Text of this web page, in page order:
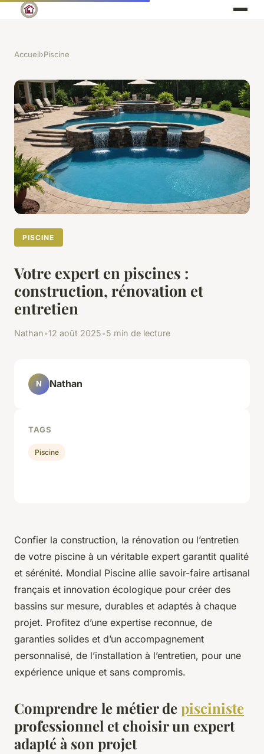
Accueil›Piscine
PISCINE
Votre expert en piscines :
construction, rénovation et
entretien
Nathan•12 août 2025•5 min de lecture
Confier la construction, la rénovation ou l’entretien
de votre piscine à un véritable expert garantit qualité
et sérénité. Mondial Piscine allie savoir-faire artisanal
français et innovation écologique pour créer des
bassins sur mesure, durables et adaptés à chaque
projet. Profitez d’une expertise reconnue, de
garanties solides et d’un accompagnement
personnalisé, de l’installation à l’entretien, pour une
expérience unique et sans compromis.
Comprendre le métier depisciniste
professionnel et choisir un expert
adapté à son projet
N Nathan
TAGS
Piscine